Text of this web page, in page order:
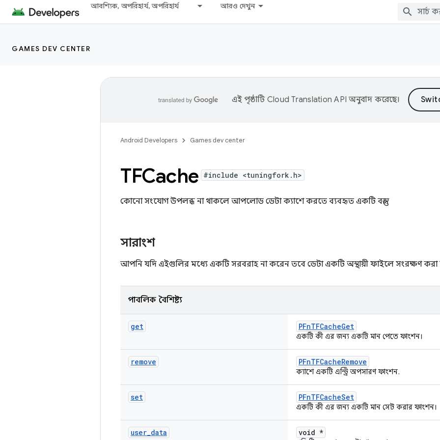
আবশ্যিক, অপরিহার্য, অপরিহার্য আরও দেখুন
GAMES DEV CENTER
এই পৃষ্ঠাটি Cloud Translation API অনুবাদ করেছে।
Android Developers Games dev center
TFCache #include <tuningfork.h>
কোনো সংযোগ উপলব্ধ না থাকলে আপলোড ডেটা ক্যাশে করতে ব্যবহৃত একটি বস্তু।
সারাংশ
আপনি যদি এইগুলির মধ্যে একটি সরবরাহ না করেন তবে ডেটা একটি অস্থায়ী ফাইলে সংরক্ষণ করা
পাবলিক বৈশিষ্ট্য
get PFnTFCacheGet
একটি কী এর জন্য একটি মান পেতে ফাংশন।
remove PFnTFCacheRemove
ক্যাশে একটি এন্ট্রি অপসারণ ফাংশন.
set PFnTFCacheSet
একটি কী এর জন্য একটি মান সেট করার ফাংশন।
user_data void *